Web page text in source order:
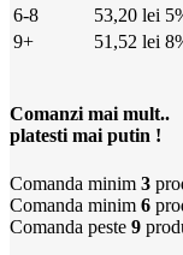
6-8
53,20 lei
9+
51,52 lei
Comanzi mai mult..
platesti mai putin !
Comanda minim 3
Comanda minim 6
Comanda peste 9